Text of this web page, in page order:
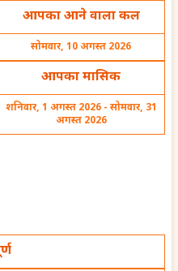
IVF Baby and
Pregnancy Astrology
आपका आने वाला कल
सोमवार, 10 अगस्त 2026
आपका मासिक
शनिवार, 1 अगस्त 2026 - सोमवार, 31
अगस्त 2026